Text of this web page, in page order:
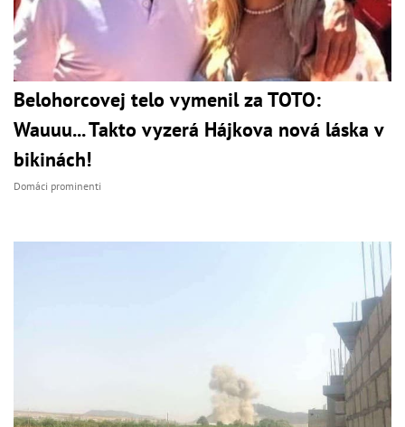
Belohorcovej telo vymenil za TOTO:
Wauuu... Takto vyzerá Hájkova nová láska v
bikinách!
Domáci prominenti